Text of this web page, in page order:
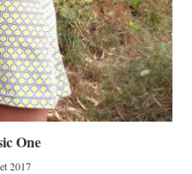
One
2017